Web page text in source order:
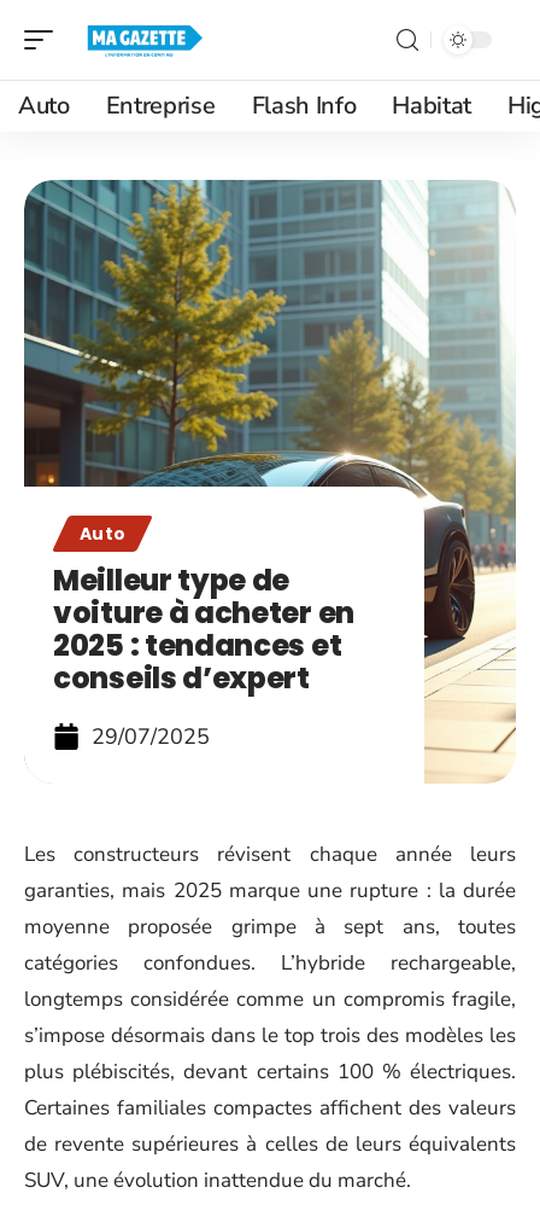
Auto Entreprise Flash Info Habitat
Auto
Meilleur type de
voiture à acheter en
2025 : tendances et
conseils d’expert
29/07/2025
Les constructeurs révisent chaque année leurs
garanties, mais 2025 marque une rupture : la durée
moyenne proposée grimpe à sept ans, toutes
catégories confondues. L’hybride rechargeable,
longtemps considérée comme un compromis fragile,
s’impose désormais dans le top trois des modèles les
plus plébiscités, devant certains 100 % électriques.
Certaines familiales compactes affichent des valeurs
de revente supérieures à celles de leurs équivalents
SUV, une évolution inattendue du marché.